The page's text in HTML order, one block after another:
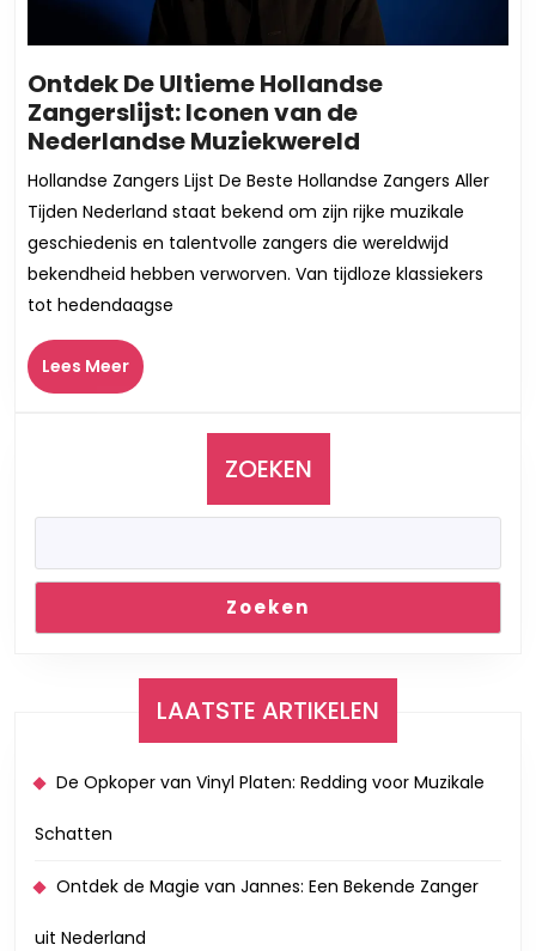
Ontdek De Ultieme Hollandse
Zangerslijst: Iconen van de
Nederlandse Muziekwereld
De
Ultieme
Hollandse
Zangerslijst:
Iconen
Hollandse Zangers Lijst De Beste Hollandse Zangers Aller
Tijden Nederland staat bekend om zijn rijke muzikale
geschiedenis en talentvolle zangers die wereldwijd
bekendheid hebben verworven. Van tijdloze klassiekers
tot hedendaagse
Lees MeerLees
Meer
ZOEKEN
Zoeken
LAATSTE ARTIKELEN
De Opkoper van Vinyl Platen: Redding voor Muzikale
Schatten
Ontdek de Magie van Jannes: Een Bekende Zanger
uit Nederland